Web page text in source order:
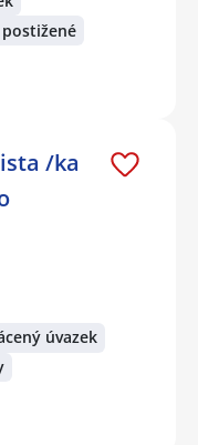
/ka
úvazek